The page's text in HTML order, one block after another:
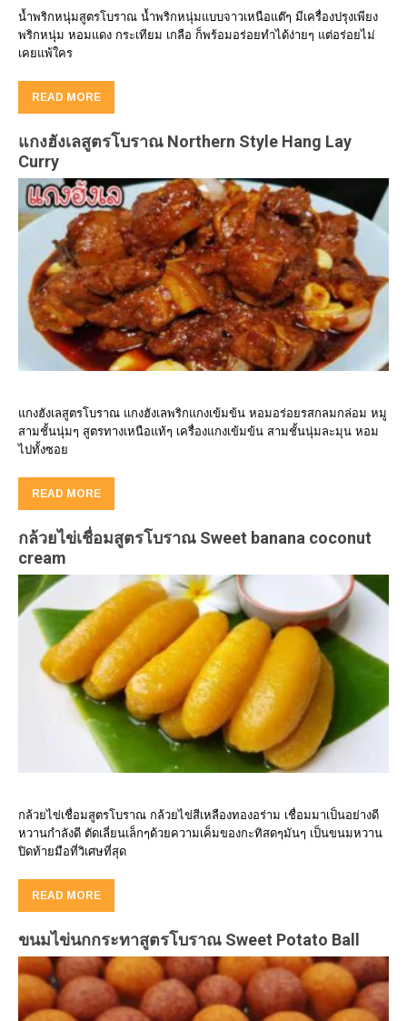
น้ำพริกหนุ่มสูตรโบราณ น้ำพริกหนุ่มแบบจาวเหนือแต๊ๆ มีเครื่องปรุงเพียง
พริกหนุ่ม หอมแดง กระเทียม เกลือ ก็พร้อมอร่อยทำได้ง่ายๆ แต่อร่อยไม่
เคยแพ้ใคร
READ MORE
แกงฮังเลสูตรโบราณ Northern Style Hang Lay
Curry
แกงฮังเลสูตรโบราณ แกงฮังเลพริกแกงเข้มข้น หอมอร่อยรสกลมกล่อม หมู
สามชั้นนุ่มๆ สูตรทางเหนือแท้ๆ เครื่องแกงเข้มข้น สามชั้นนุ่มละมุน หอม
ไปทั้งซอย
READ MORE
กล้วยไข่เชื่อมสูตรโบราณ Sweet banana coconut
cream
กล้วยไข่เชื่อมสูตรโบราณ กล้วยไข่สีเหลืองทองอร่าม เชื่อมมาเป็นอย่างดี
หวานกำลังดี ตัดเลี่ยนเล็กๆด้วยความเค็มของกะทิสดๆมันๆ เป็นขนมหวาน
ปิดท้ายมือที่วิเศษที่สุด
READ MORE
ขนมไข่นกกระทาสูตรโบราณ Sweet Potato Ball